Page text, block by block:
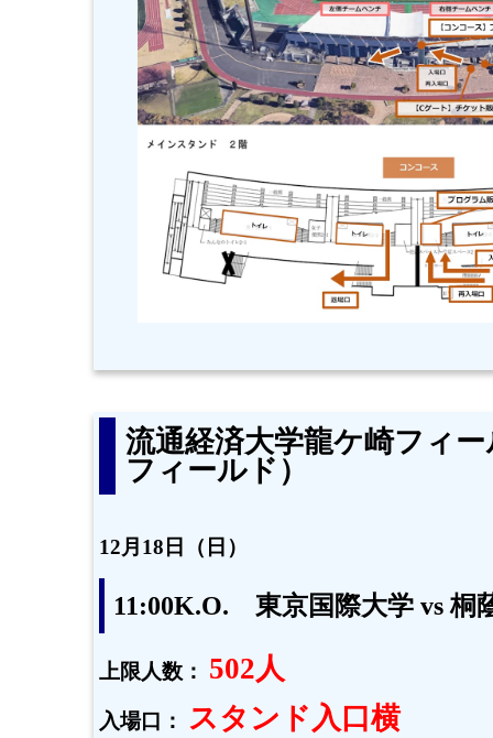
流通経済大学龍ケ崎フィ
フィールド）
12月18日（日）
11:00K.O. 東京国際大学 vs 桐
上限人数： 502人
入場口： スタンド入口横